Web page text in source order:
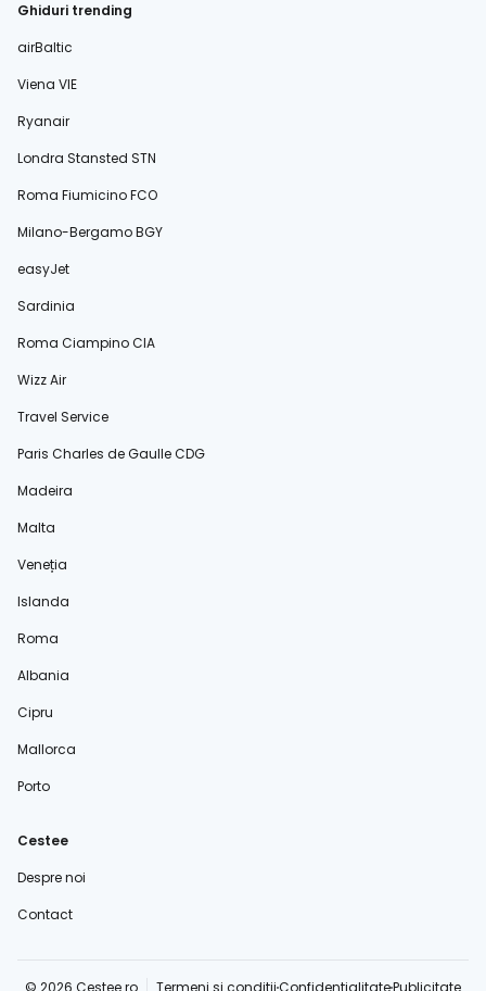
Ghiduri trending
airBaltic
Viena VIE
Ryanair
Londra Stansted STN
Roma Fiumicino FCO
Milano-Bergamo BGY
easyJet
Sardinia
Roma Ciampino CIA
Wizz Air
Travel Service
Paris Charles de Gaulle CDG
Madeira
Malta
Veneția
Islanda
Roma
Albania
Cipru
Mallorca
Porto
Cestee
Despre noi
Contact
© 2026 Cestee.ro Termeni și condițiiConfidențialitatePublicitate